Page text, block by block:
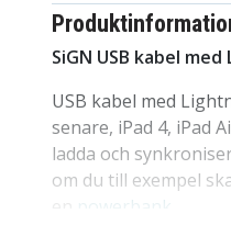
SiGN USB kabel
USB kabel med
senare, iPad 4, iPad
ladda och
om du till exempel
powerbank